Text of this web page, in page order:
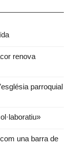
renova
parroquial
una barra de